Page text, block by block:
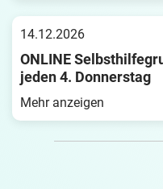
14.12.2026
ONLINE
jeden 4. Donnerstag
Mehr anzeigen